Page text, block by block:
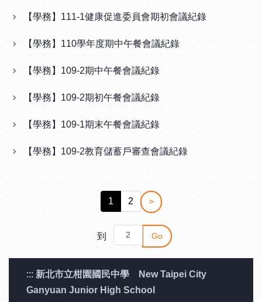
【學務】111-1健康促進委員會期初會議紀錄
【學務】110學年度期中午餐會議紀錄
【學務】109-2期中午餐會議紀錄
【學務】109-2期初午餐會議紀錄
【學務】109-1期末午餐會議紀錄
【學務】109-2教育儲蓄戶審查會議紀錄
1 2 >
到 Go
::: 新北市立柑園國民中學 New Taipei City
Ganyuan Junior High School